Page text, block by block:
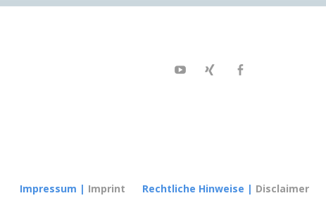
YoutubeXING
Impressum | Imprint Rechtliche Hinweise | Disclaimer